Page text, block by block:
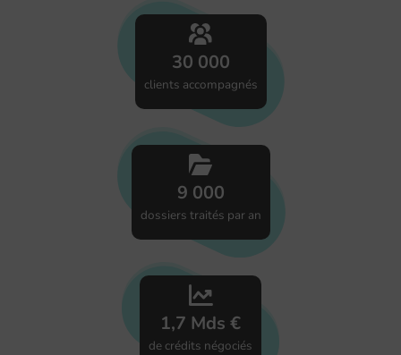
30 000
clients accompagnés
9 000
dossiers traités par an
1,7 Mds €
de crédits négociés